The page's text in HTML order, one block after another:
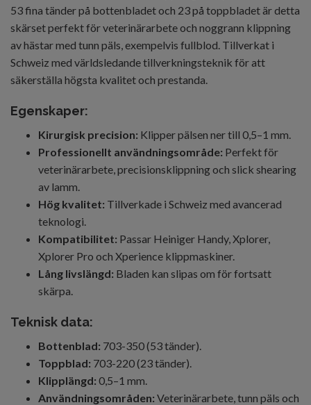
53 fina tänder på bottenbladet och 23 på toppbladet är detta
skärset perfekt för veterinärarbete och noggrann klippning
av hästar med tunn päls, exempelvis fullblod. Tillverkat i
Schweiz med världsledande tillverkningsteknik för att
säkerställa högsta kvalitet och prestanda.
Egenskaper:
Kirurgisk precision: Klipper pälsen ner till 0,5–1 mm.
Professionellt användningsområde: Perfekt för
veterinärarbete, precisionsklippning och slick shearing
av lamm.
Hög kvalitet: Tillverkade i Schweiz med avancerad
teknologi.
Kompatibilitet: Passar Heiniger Handy, Xplorer,
Xplorer Pro och Xperience klippmaskiner.
Lång livslängd: Bladen kan slipas om för fortsatt
skärpa.
Teknisk data:
Bottenblad: 703-350 (53 tänder).
Toppblad: 703-220 (23 tänder).
Klipplängd: 0,5–1 mm.
Användningsområden: Veterinärarbete, tunn päls och